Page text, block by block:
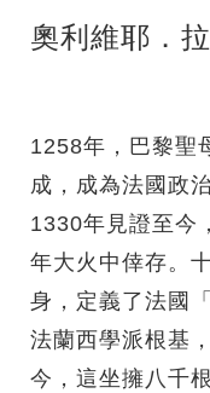
奧利維耶．
1258年，巴黎聖
成，成為法國政
1330年見證至今
年大火中倖存。
身，定義了法國
法蘭西學派根基
今，這坐擁八千